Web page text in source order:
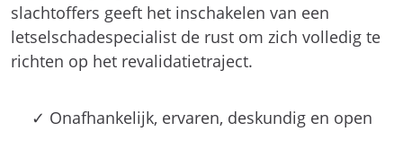
slachtoffers geeft het inschakelen van een
letselschadespecialist de rust om zich volledig te
richten op het revalidatietraject.
✓ Onafhankelijk, ervaren, deskundig en open